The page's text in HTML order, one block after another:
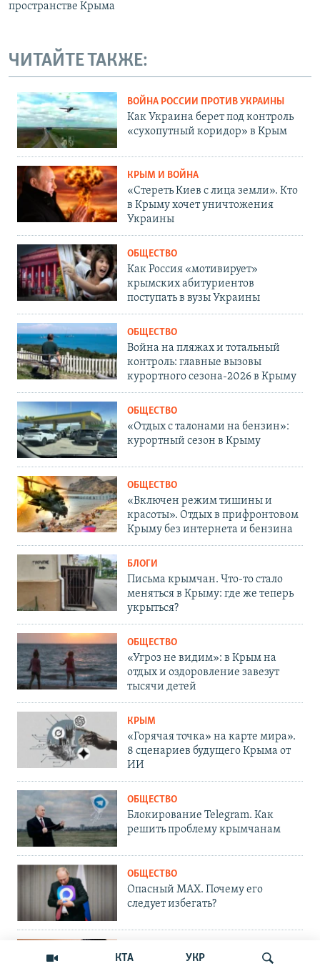
КТА УКР
пространстве Крыма
ЧИТАЙТЕ ТАКЖЕ:
ВОЙНА РОССИИ ПРОТИВ УКРАИНЫ
Как Украина берет под контроль
«сухопутный коридор» в Крым
КРЫМ И ВОЙНА
«Стереть Киев с лица земли». Кто
в Крыму хочет уничтожения
Украины
ОБЩЕСТВО
Как Россия «мотивирует»
крымских абитуриентов
поступать в вузы Украины
ОБЩЕСТВО
Война на пляжах и тотальный
контроль: главные вызовы
курортного сезона-2026 в Крыму
ОБЩЕСТВО
«Отдых с талонами на бензин»:
курортный сезон в Крыму
ОБЩЕСТВО
«Включен режим тишины и
красоты». Отдых в прифронтовом
Крыму без интернета и бензина
БЛОГИ
Письма крымчан. Что-то стало
меняться в Крыму: где же теперь
укрыться?
ОБЩЕСТВО
«Угроз не видим»: в Крым на
отдых и оздоровление завезут
тысячи детей
КРЫМ
«Горячая точка» на карте мира».
8 сценариев будущего Крыма от
ИИ
ОБЩЕСТВО
Блокирование Telegram. Как
решить проблему крымчанам
ОБЩЕСТВО
Опасный MAX. Почему его
следует избегать?
Что делать, если сайт